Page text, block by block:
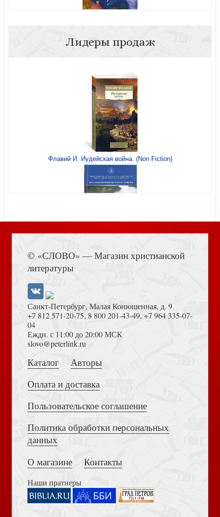
Открытка «Банковский мост» авторская, с историко-
краеведческой аннотацией, двойная 80 (Ваката)
Блокнот 100*140 мм «Верить в невидимое (Принцесса и
гоблин)» (Ваката, 1275)
Открытка Счастливой Пасхи! «Пасхальная золотая»
Индексы с второканоническими книгами Библии.
Индексы для Библии с прорезкой. Расцветка 9 (черно-
Лидеры продаж
Флавий И. Иудейская война. (Non Fiction)
Достоевский Ф.М. Сила и правда России (2024)
Толкование на Апокалипсис (Тихоний Африканский)
© «СЛОВО» — Магазин христианской
литературы
Санкт-Петербург, Малая Конюшенная, д. 9
+7 812 571-20-75, 8 800 201-43-49, +7 964 335-07-
04
Еждн. с 11:00 до 20:00 МСК
slovo@peterlink.ru
Каталог
Авторы
Оплата и доставка
Пользовательское соглашение
Политика обработки персональных
данных
О магазине
Контакты
Наши пратнеры